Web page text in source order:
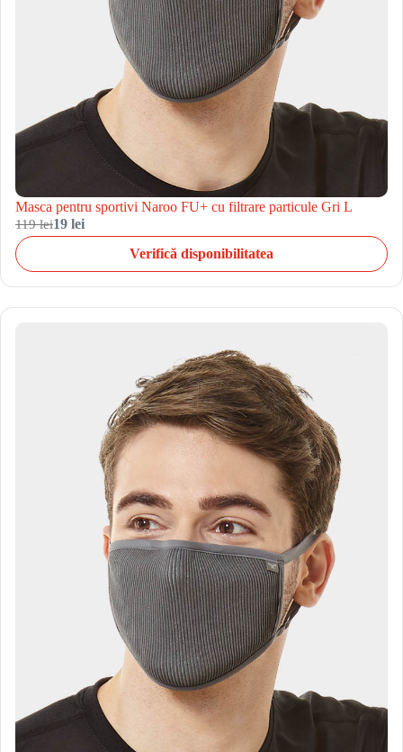
Masca pentru sportivi Naroo FU+ cu filtrare particule Gri L
119 lei19 lei
Verifică disponibilitatea